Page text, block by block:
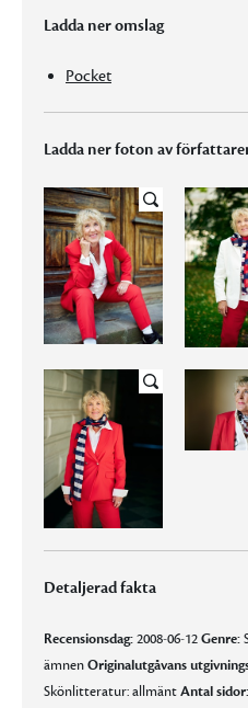
Ladda ner omslag
Pocket
Ladda ner foton av
Detaljerad fakta
Recensionsdag:2008-06-12Genre:
ämnenOriginalutgåvans
Skönlitteratur: allmäntAntal sidor: